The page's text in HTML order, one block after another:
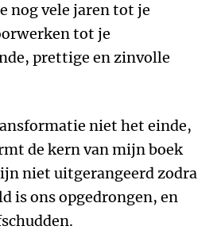
nog vele jaren tot je
tot je
prettige en zinvolle
niet het einde,
de kern van mijn boek
niet uitgerangeerd zodra
is ons opgedrongen, en